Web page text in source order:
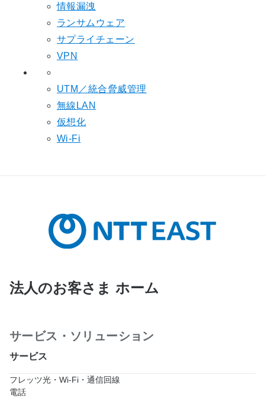
情報漏洩
ランサムウェア
サプライチェーン
VPN
UTM／統合脅威管理
無線LAN
仮想化
Wi-Fi
法人のお客さま ホーム
サービス・ソリューション
サービス
フレッツ光・Wi-Fi・通信回線
電話